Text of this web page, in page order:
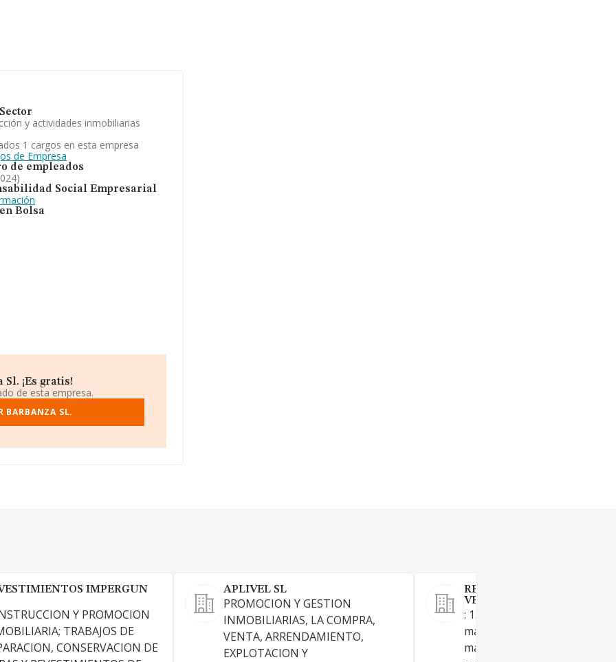
y actividades inmobiliarias
1 cargos en esta empresa
de Empresa
de empleados
Social Empresarial
Bolsa
¡Es gratis!
de esta empresa.
BARBANZA SL.
IMPERGUN
Y PROMOCION
TRABAJOS DE
CONSERVACION DE
APLIVEL SL
PROMOCION Y GESTION
INMOBILIARIAS, LA COMPRA,
VENTA, ARRENDAMIENTO,
EXPLOTACION Y
REHABILITACIONES
VERTICALES BORDEX SL.
: 1. Construcción,
mantenimiento. 2. Comercio
mayory al por menor.